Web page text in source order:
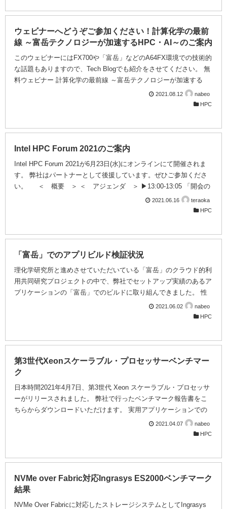
何なものか、というのが実際のところです。 いやいや、python3を
使えばいいじゃないというの...
ウェビナーへどうぞご参加ください！計算化学の最前
線 ～富岳テクノロジーが加速するHPC・AI～のご案内
このウェビナーにはFX700や「富岳」などのA64FX環境での技術的
な話題もありますので、Tech Blogでも紹介をさせてください。 無
料ウェビナー 計算化学の最前線 ～富岳テクノロジーが加速する
HPC・AI～ 弊社の講演者からは、FX700や「富岳」にて計算化学
アプリケーションを安定動作させるため＆高速化させるために行っ
を、わかりやすさを大切にしながら説明いたします。 「富岳」や
HPCクラウドにご興味がございましたら、どうぞご参加ください！
2021.08.12
nabeo
HPC
Intel HPC Forum 2021のご案内
Intel HPC Forum 2021が6月23日(水)にオンラインにて開催されま
す。 弊社はパートナーとして後援しています。ぜひご参加くださ
い。 ＜ 概要 ＞ ＜ アジェンダ ＞ ▶13:00-13:05 「開会の
挨拶」 インテル株式会社 技術本部 執行役員常務 技術本部長 土
岐英秋 ▶13:05-13:15 「インテル HPC/AI 戦略の革新」 インテル
スケーラブル・...
2021.06.16
teraoka
HPC
「富岳」でのアプリビルド検証状況
理化学研究所と進めさせていただいている「富岳」のクラウド的利
用共同研究プロジェクトの中で、弊社でセットアップ実績のあるア
プリケーションの「富岳」でのビルドに取り組んできました。 性
能も電力対性能も世界一の「富岳」を使ってみたい、でも
A64FX(aarch64)でいつも使っているアプリケーションが問題無く
2020年7月からGaussian社と一緒に報告・検証を進めてきました。
紆余曲折ありましたが、今年2月中旬に入手したGaussian社公式バ
イナリを用い...
2021.06.02
nabeo
HPC
第3世代Xeonスケーラブル・プロセッサーベンチマー
ク
日本時間2021年4月7日、第3世代 Xeon スケーラブル・プロセッサ
ーがリリースされました。 弊社で行ったベンチマーク報告書をこ
ちらからダウンロードいただけます。 実用アプリケーションでの
ベンチマークで、前世代に比べて実効性能向上が得られていること
2021.04.07
nabeo
HPC
NVMe over Fabric対応Ingrasys ES2000ベンチマーク
結果
NVMe Over Fabricに対応したストレージシステムとしてIngrasys